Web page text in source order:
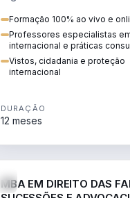
regularização e consultoria
transnacional.
Formação 100% ao vivo e
Professores especialistas
internacional e práticas
Vistos, cidadania e proteção
internacional
DURAÇÃO
12 meses
MBA EM DIREITO DAS